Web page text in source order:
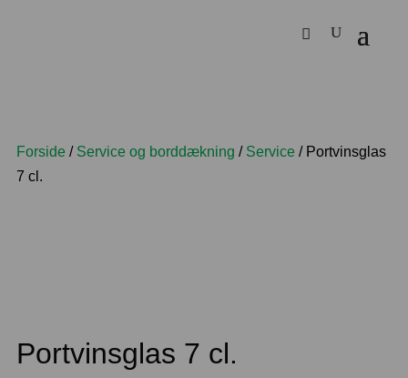
Forside / Service og borddækning / Service / Portvinsglas
7 cl.
Portvinsglas 7 cl.